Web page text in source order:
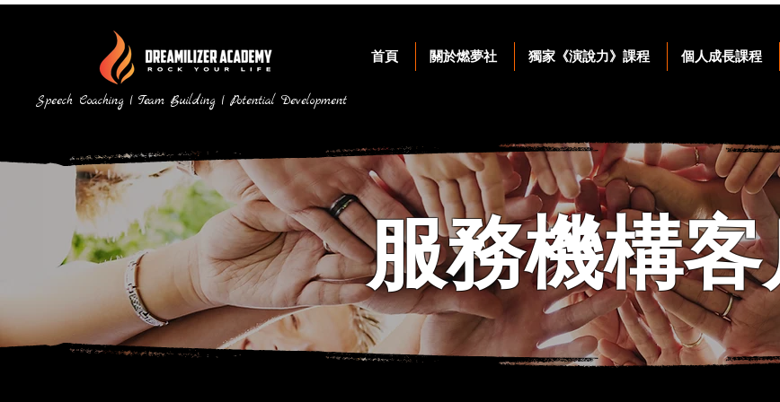
服務機構
Speech Coaching | Team Building | Potential Development
首頁 關於燃夢社 獨家《演說力》課程 個人成長課程